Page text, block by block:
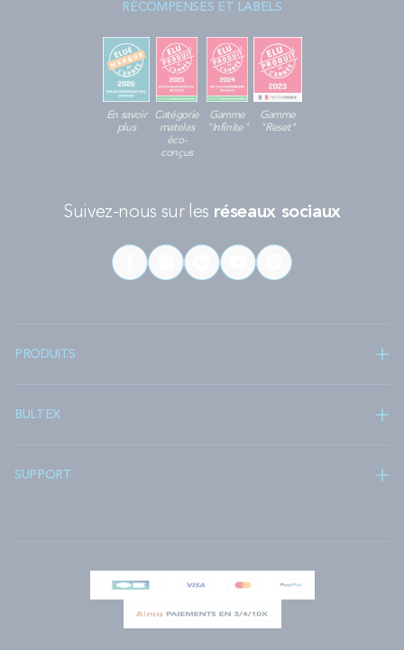
RÉCOMPENSES ET LABELS
En savoir
plus
Catégorie
matelas
éco-
conçus
Gamme
"Infinite"
Gamme
"Reset"
Suivez-nous sur les réseaux sociaux
PRODUITS
BULTEX
SUPPORT